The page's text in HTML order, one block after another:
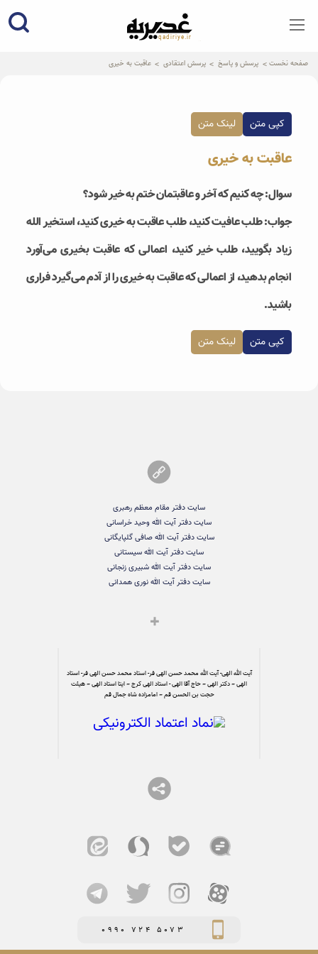
qadiriye.ir
نشریه ی غدیریه-بیانات استاد
صفحه نخست پرسش و پاسخ پرسش اعتقادی عاقبت به خیری
کپی متن لینک متن
عاقبت به خیری
سوال: چه کنیم که آخر و عاقبتمان ختم به خیر شود؟
جواب: طلب عافیت کنید، طلب عاقبت به خیری کنید، استخیر الله
زیاد بگویید، طلب خیر کنید، اعمالی که عاقبت بخیری می‌آورد
انجام بدهید، از اعمالی که عاقبت به خیری را از آدم می‌گیرد فراری
باشید.
کپی متن لینک متن
سایت دفتر مقام معظم رهبری
سایت دفتر آیت الله وحید خراسانی
سایت دفتر آیت الله صافی گلپایگانی
سایت دفتر آیت الله سیستانی
سایت دفتر آیت الله شبیری زنجانی
سایت دفتر آیت الله نوری همدانی
آیت الله الهی- آیت الله محمد حسن الهی فر- استاد محمد حسن الهی فر- استاد
الهی – دکتر الهی – حاج آقا الهی - استاد الهی کرج – ایتا استاد الهی – هیئت
حجت بن الحسن قم – امامزاده شاه جمال قم
0990 724 5073